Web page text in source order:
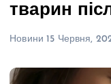
тварин
Новини 15 Червня,